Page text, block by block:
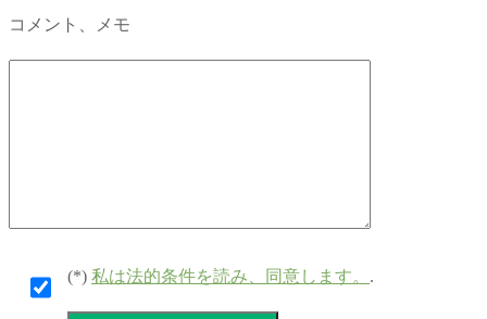
コメント、メモ
(*) 私は法的条件を読み、同意します。 .